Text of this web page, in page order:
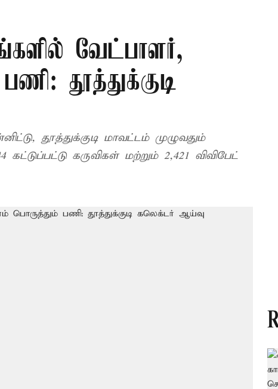
வேட்பாளர்,
தூத்துக்குடி
தூத்துக்குடி மாவட்டம் முழுவதும்
கருவிகள் மற்றும் 2,421 விவிபேட்